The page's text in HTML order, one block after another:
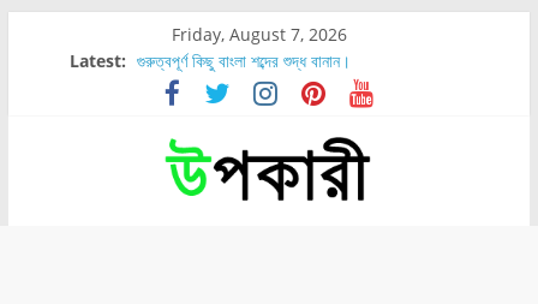
Friday, August 7, 2026
Latest: গুরুত্বপূর্ণ কিছু বাংলা শব্দের শুদ্ধ বানান।
শরীরের কোন অংশে বেডসোর বেশি হয়?
নাসাল টিউব কতদিন রাখা যায়?
রোগীর পিঠ, কোমর এবং পায়ে বেডসোর দেখা গেলে করণীয় কি?
পার্সিমন ফলের স্বাস্থ্য ও পুষ্টি উপকারিতা।